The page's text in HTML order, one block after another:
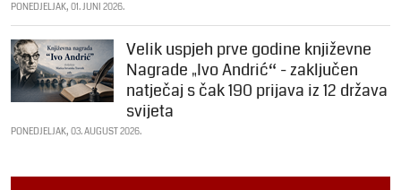
PONEDJELJAK, 01. JUNI 2026.
Velik uspjeh prve godine književne
Nagrade „Ivo Andrić“ - zaključen
natječaj s čak 190 prijava iz 12 država
svijeta
PONEDJELJAK, 03. AUGUST 2026.